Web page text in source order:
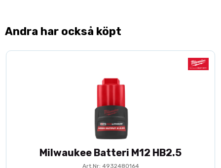
Andra har också köpt
Milwaukee Batteri M12 HB2.5
Art.Nr: 4932480164